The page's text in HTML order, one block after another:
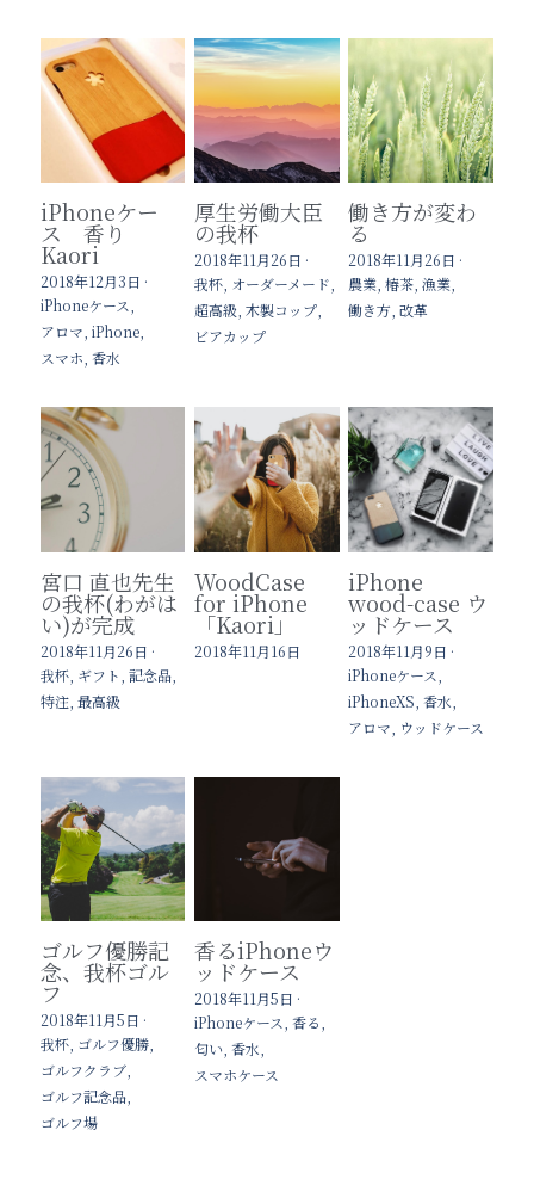
iPhoneケー
ス 香り
Kaori
2018年12月3日 ·
iPhoneケース,
アロマ, iPhone,
スマホ, 香水
厚生労働大臣
の我杯
2018年11月26日 ·
我杯, オーダーメード,
超高級, 木製コップ,
ビアカップ
働き方が変わ
る
2018年11月26日 ·
農業, 椿茶, 漁業,
働き方, 改革
宮口 直也先生
の我杯(わがは
い)が完成
2018年11月26日 ·
我杯, ギフト, 記念品,
特注, 最高級
WoodCase
for iPhone
「Kaori」
2018年11月16日
iPhone
wood-case ウ
ッドケース
2018年11月9日 ·
iPhoneケース,
iPhoneXS, 香水,
アロマ, ウッドケース
ゴルフ優勝記
念、我杯ゴル
フ
2018年11月5日 ·
我杯, ゴルフ優勝,
ゴルフクラブ,
ゴルフ記念品,
ゴルフ場
香るiPhoneウ
ッドケース
2018年11月5日 ·
iPhoneケース, 香る,
匂い, 香水,
スマホケース